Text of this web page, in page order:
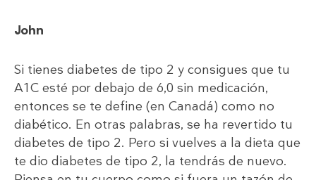
John
Si tienes diabetes de tipo 2 y consigues que tu
A1C esté por debajo de 6,0 sin medicación,
entonces se te define (en Canadá) como no
diabético. En otras palabras, se ha revertido tu
diabetes de tipo 2. Pero si vuelves a la dieta que
te dio diabetes de tipo 2, la tendrás de nuevo.